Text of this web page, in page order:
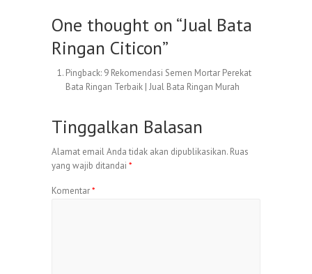
One thought on “Jual Bata
Ringan Citicon”
Pingback: 9 Rekomendasi Semen Mortar Perekat
Bata Ringan Terbaik | Jual Bata Ringan Murah
Tinggalkan Balasan
Alamat email Anda tidak akan dipublikasikan. Ruas
yang wajib ditandai *
Komentar*